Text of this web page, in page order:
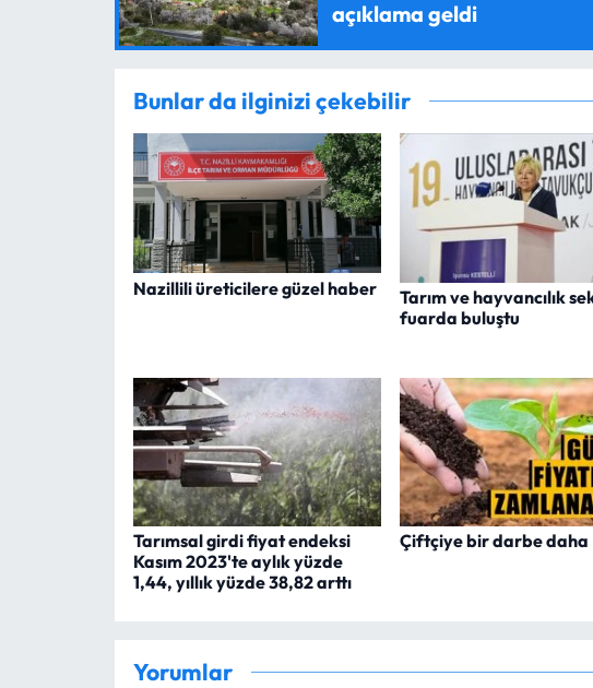
açıklama geldi
Bunlar da ilginizi çekebilir
Nazillili üreticilere güzel haber
Tarım ve hayvancılık
fuarda buluştu
Tarımsal girdi fiyat endeksi
Kasım 2023'te aylık yüzde
1,44, yıllık yüzde 38,82 arttı
Çiftçiye bir darbe daha
Yorumlar